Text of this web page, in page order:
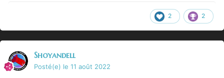
2 2
Shoyandell
Posté(e) le 11 août 2022